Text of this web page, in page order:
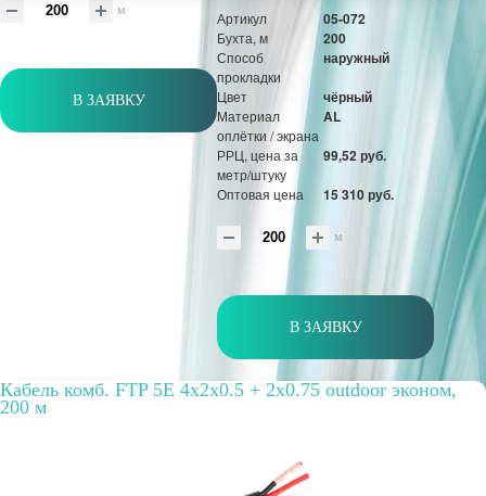
м
В ЗАЯВКУ
Артикул 05-072
Бухта, м 200
Способ
прокладки
наружный
Цвет чёрный
Материал
оплётки / экрана
AL
РРЦ, цена за
метр/штуку
99,52 руб.
Оптовая цена 15 310 руб.
м
В ЗАЯВКУ
Кабель комб. FTP 5E 4x2x0.5 + 2x0.75 outdoor эконом,
200 м